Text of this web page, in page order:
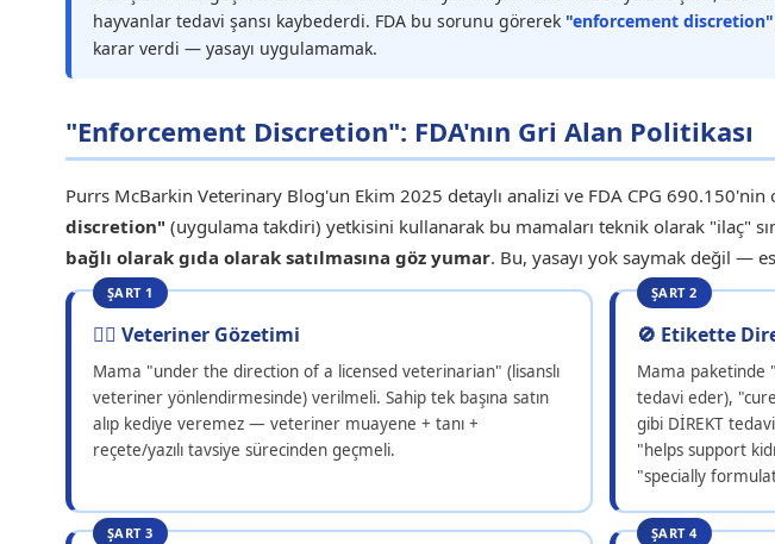
hayvanlar tedavi şansı kaybederdi. FDA bu sorunu görerek "enforcement discretion"
karar verdi — yasayı uygulamamak.
"Enforcement Discretion": FDA'nın Gri Alan Politikası
Purrs McBarkin Veterinary Blog'un Ekim 2025 detaylı analizi ve FDA CPG
discretion" (uygulama takdiri) yetkisini kullanarak bu mamaları teknik olarak "ilaç"
bağlı olarak gıda olarak satılmasına göz yumar. Bu, yasayı yok saymak değil —
ŞART 1
👨‍⚕️ Veteriner Gözetimi
Mama "under the direction of a licensed veterinarian" (lisanslı
veteriner yönlendirmesinde) verilmeli. Sahip tek başına satın
alıp kediye veremez — veteriner muayene + tanı +
reçete/yazılı tavsiye sürecinden geçmeli.
ŞART 2
🚫 Etikette
Mama paketinde
tedavi eder),
gibi DİREKT
"helps support
"specially
ŞART 3 ŞART 4